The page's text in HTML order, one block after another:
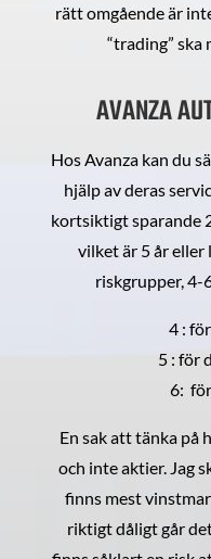
rätt omgående är
“trading” ska
AVANZA
Hos Avanza kan du
hjälp av deras
kortsiktigt sparande
vilket är 5 år eller
riskgrupper, 4-
4 :
5 : för
6:
En sak att tänka på
och inte aktier. Jag
finns mest
riktigt dåligt går